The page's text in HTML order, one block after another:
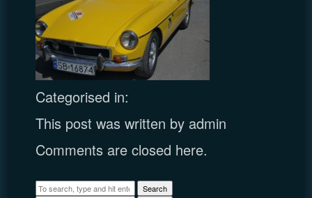
Categorised in:
This post was written by admin
Comments are closed here.
Search